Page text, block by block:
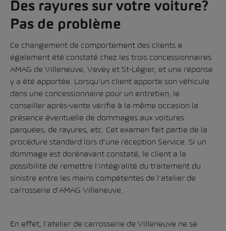
Des rayures sur votre voiture?
Pas de problème
Ce changement de comportement des clients a
également été constaté chez les trois concessionnaires
AMAG de Villeneuve, Vevey et St-Légier, et une réponse
y a été apportée. Lorsqu’un client apporte son véhicule
dans une concessionnaire pour un entretien, le
conseiller après-vente vérifie à la même occasion la
présence éventuelle de dommages aux voitures
parquées, de rayures, etc. Cet examen fait partie de la
procédure standard lors d’une réception Service. Si un
dommage est dorénavant constaté, le client a la
possibilité de remettre l’intégralité du traitement du
sinistre entre les mains compétentes de l’atelier de
carrosserie d’AMAG Villeneuve.
En effet, l’atelier de carrosserie de Villeneuve ne se